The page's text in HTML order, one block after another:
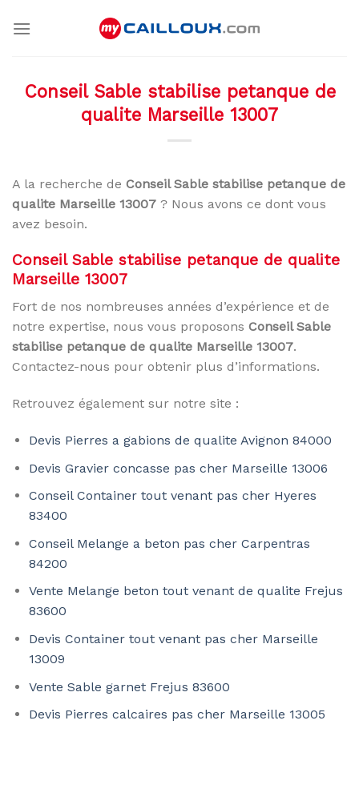
Conseil Sable stabilise petanque de
qualite Marseille 13007
A la recherche de Conseil Sable stabilise petanque de
qualite Marseille 13007 ? Nous avons ce dont vous
avez besoin.
Conseil Sable stabilise petanque de qualite
Marseille 13007
Fort de nos nombreuses années d’expérience et de
notre expertise, nous vous proposons Conseil Sable
stabilise petanque de qualite Marseille 13007.
Contactez-nous pour obtenir plus d’informations.
Retrouvez également sur notre site :
Devis Pierres a gabions de qualite Avignon 84000
Devis Gravier concasse pas cher Marseille 13006
Conseil Container tout venant pas cher Hyeres
83400
Conseil Melange a beton pas cher Carpentras
84200
Vente Melange beton tout venant de qualite Frejus
83600
Devis Container tout venant pas cher Marseille
13009
Vente Sable garnet Frejus 83600
Devis Pierres calcaires pas cher Marseille 13005